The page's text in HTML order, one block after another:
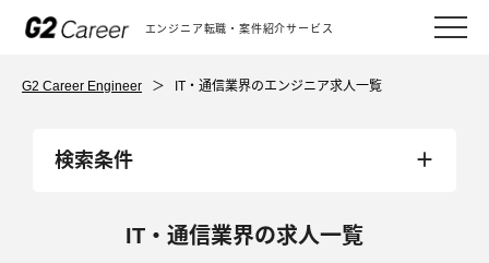
エンジニア転職・案件紹介サービス
G2 Career Engineer ＞ IT・通信業界のエンジニア求人一覧
検索条件
IT・通信業界の求人一覧